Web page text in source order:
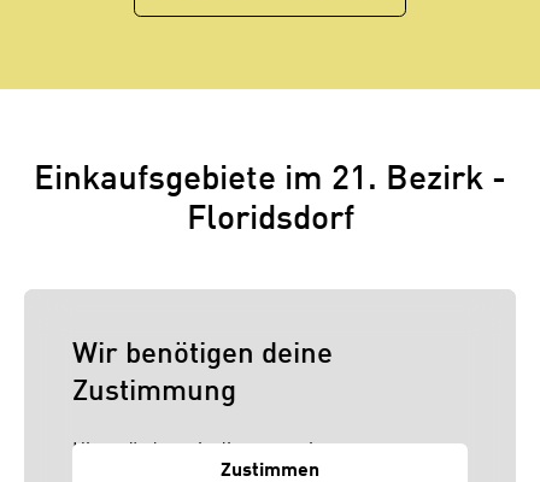
Einkaufsgebiete im 21. Bezirk -
Floridsdorf
Wir benötigen deine
Zustimmung
Hier würden wir dir gerne einen externen
Zustimmen